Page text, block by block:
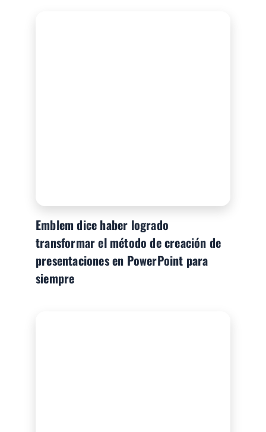
Emblem dice haber logrado
transformar el método de creación de
presentaciones en PowerPoint para
siempre